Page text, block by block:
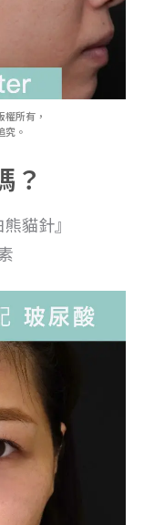
所有，
究。
？
貓針』